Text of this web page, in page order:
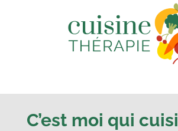
C’est moi qui